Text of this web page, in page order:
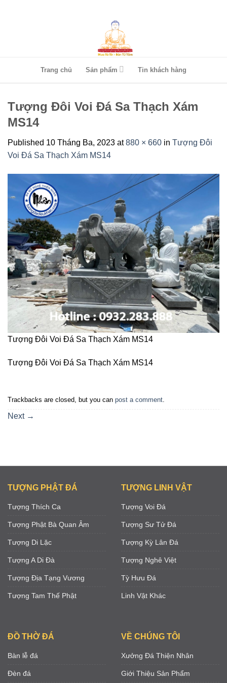
Trang chủ Sản phẩm Tin khách hàng
Tượng Đôi Voi Đá Sa Thạch Xám
MS14
Published 10 Tháng Ba, 2023 at880 × 660 in Tượng Đôi
Voi Đá Sa Thạch Xám MS14
Tượng Đôi Voi Đá Sa Thạch Xám MS14
Tượng Đôi Voi Đá Sa Thạch Xám MS14
Trackbacks are closed, but you can post a comment.
Next →
TƯỢNG PHẬT ĐÁ
Tượng Thích Ca
Tượng Phật Bà Quan Âm
Tượng Di Lặc
Tượng A Di Đà
Tượng Địa Tạng Vương
Tượng Tam Thế Phật
TƯỢNG LINH VẬT
Tượng Voi Đá
Tượng Sư Tử Đá
Tượng Kỳ Lân Đá
Tượng Nghê Việt
Tỳ Hưu Đá
Linh Vật Khác
ĐỒ THỜ ĐÁ
Bàn lễ đá
Đèn đá
VỀ CHÚNG TÔI
Xưởng Đá Thiện Nhân
Giới Thiệu Sản Phẩm